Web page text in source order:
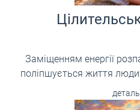
Заміщенням енергії
поліпшується життя